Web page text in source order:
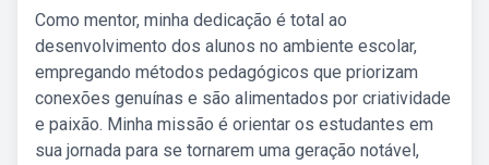
Como mentor, minha dedicação é total ao
desenvolvimento dos alunos no ambiente escolar,
empregando métodos pedagógicos que priorizam
conexões genuínas e são alimentados por criatividade
e paixão. Minha missão é orientar os estudantes em
sua jornada para se tornarem uma geração notável,